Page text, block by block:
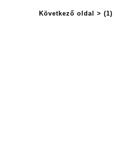
Következő oldal > (1)